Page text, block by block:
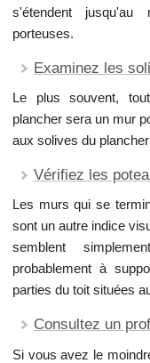
s'étendent
porteuses.
Examinez les
Le plus souvent,
plancher sera un mur
aux solives du
Vérifiez les
Les murs qui se
sont un autre indice
semblent
probablement à
parties du toit situées
Consultez un
Si vous avez le